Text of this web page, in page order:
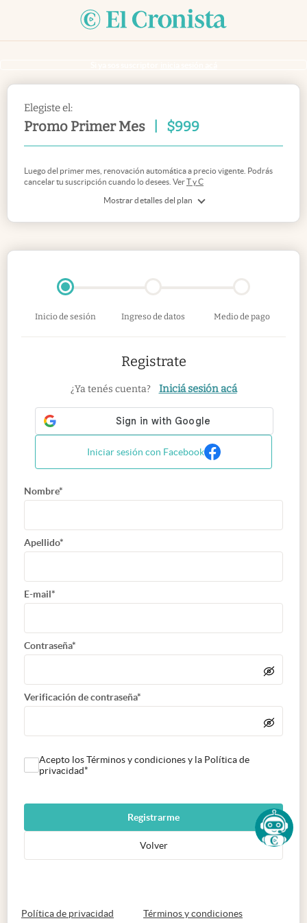
Elegiste el:
Promo Primer Mes $999
Mostrar detalles del plan
Luego del primer mes, renovación automática a precio vigente. Podrás
cancelar tu suscripción cuando lo desees. VerT y C
Inicio de sesión Ingreso de datos Medio de pago
Registrate
¿Ya tenés cuenta? Iniciá sesión acá
Iniciar sesión con Facebook
Nombre*
Apellido*
E-mail*
Contraseña*
Verificación de contraseña*
Acepto los Términos y condiciones y la Política de
privacidad*
Registrarme
Volver
Política de privacidad abre en nueva pestaña
Términos y condicionesabre en nueva